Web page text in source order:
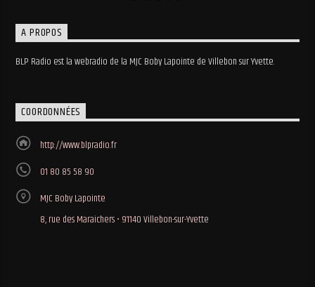
A PROPOS
BLP Radio est la webradio de la MJC Boby Lapointe de Villebon sur Yvette.
COORDONNÉES
http://www.blpradio.fr
01 80 85 58 90
MJC Boby Lapointe
8, rue des Maraichers • 91140 Villebon-sur-Yvette